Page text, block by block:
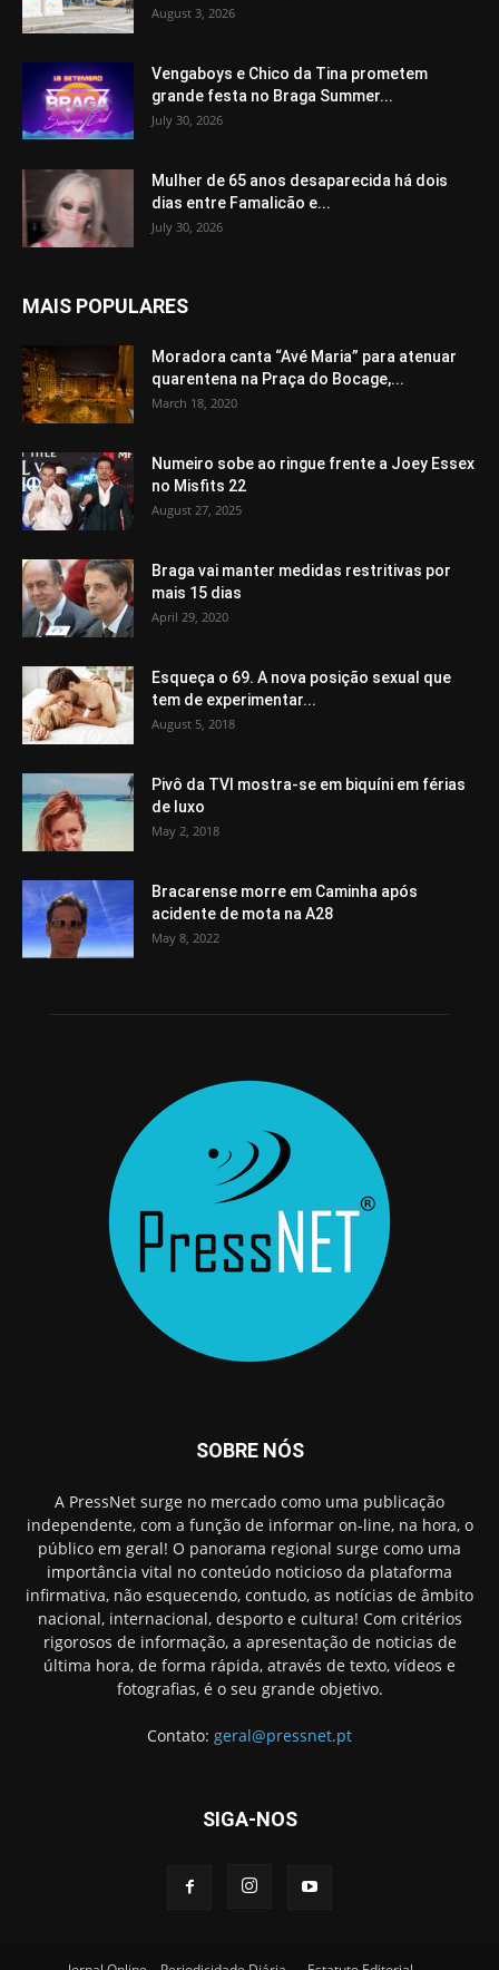
August 3, 2026
Vengaboys e Chico da Tina prometem
grande festa no Braga Summer...
July 30, 2026
Mulher de 65 anos desaparecida há dois
dias entre Famalicão e...
July 30, 2026
MAIS POPULARES
Moradora canta “Avé Maria” para atenuar
quarentena na Praça do Bocage,...
March 18, 2020
Numeiro sobe ao ringue frente a Joey Essex
no Misfits 22
August 27, 2025
Braga vai manter medidas restritivas por
mais 15 dias
April 29, 2020
Esqueça o 69. A nova posição sexual que
tem de experimentar...
August 5, 2018
Pivô da TVI mostra-se em biquíni em férias
de luxo
May 2, 2018
Bracarense morre em Caminha após
acidente de mota na A28
May 8, 2022
SOBRE NÓS
A PressNet surge no mercado como uma publicação
independente, com a função de informar on-line, na hora, o
público em geral! O panorama regional surge como uma
importância vital no conteúdo noticioso da plataforma
infirmativa, não esquecendo, contudo, as notícias de âmbito
nacional, internacional, desporto e cultura! Com critérios
rigorosos de informação, a apresentação de noticias de
última hora, de forma rápida, através de texto, vídeos e
fotografias, é o seu grande objetivo.
Contato: geral@pressnet.pt
SIGA-NOS